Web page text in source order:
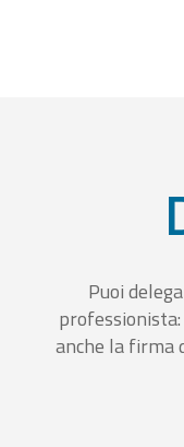
Puoi
anche la firma